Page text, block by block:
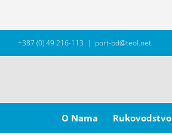
+387 (0) 49 216-113 | port-bd@teol.net
for:
O Nama
Rukovodstvo